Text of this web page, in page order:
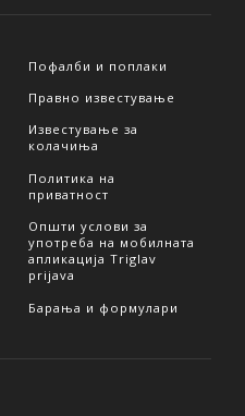
Пофалби и поплаки
Правно известување
Известување за
колачиња
Политика на
приватност
Општи услови за
употреба на мобилната
апликација Triglav
prijava
Барања и формулари